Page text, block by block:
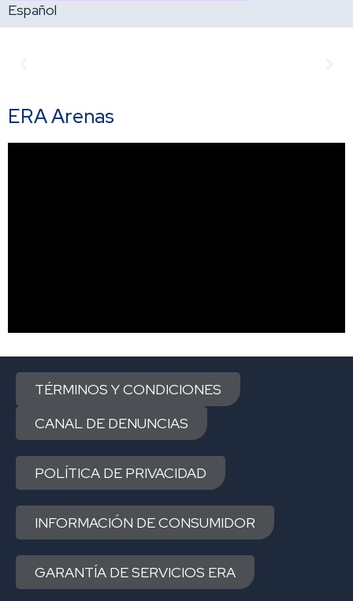
Español
ERA Arenas
TÉRMINOS Y CONDICIONES
CANAL DE DENUNCIAS
POLÍTICA DE PRIVACIDAD
INFORMACIÓN DE CONSUMIDOR
GARANTÍA DE SERVICIOS ERA